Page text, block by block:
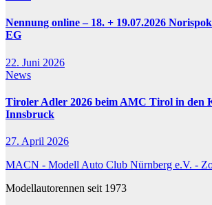
Nennung online – 18. + 19.07.2026
EG
22. Juni 2026
News
Tiroler Adler 2026 beim AMC Tirol in den
Innsbruck
27. April 2026
MACN - Modell Auto Club Nürnberg e.V. -
Modellautorennen seit 1973